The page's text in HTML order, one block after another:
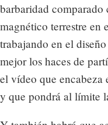
barbaridad
magnético terrestre en
trabajando en el
mejor los haces de
el vídeo que encabeza
y que pondrá al límite